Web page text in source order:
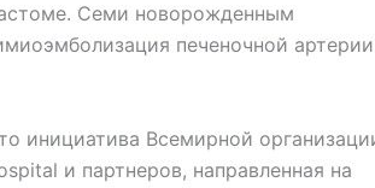
Семи новорожденным
печеночной
инициатива Всемирной
и партнеров, направленная на